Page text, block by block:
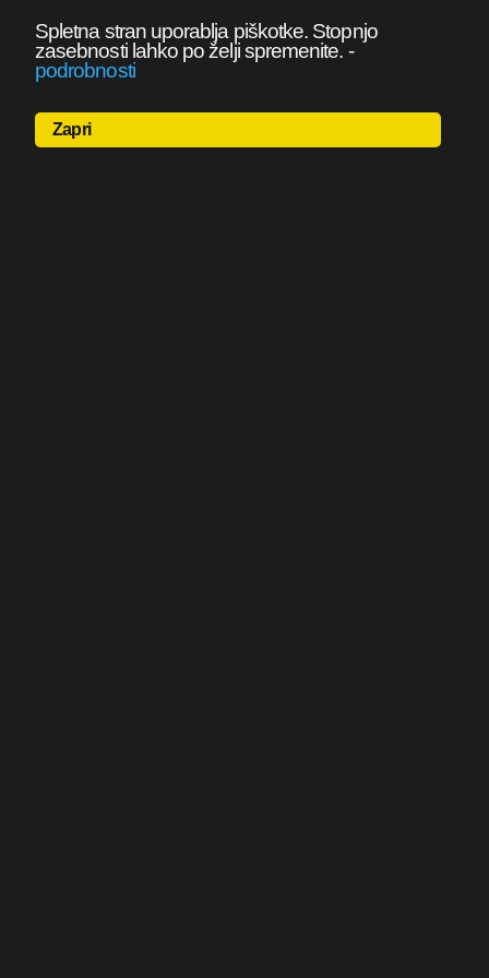
Spletna stran uporablja piškotke. Stopnjo
zasebnosti lahko po želji spremenite. -
podrobnosti
Zapri